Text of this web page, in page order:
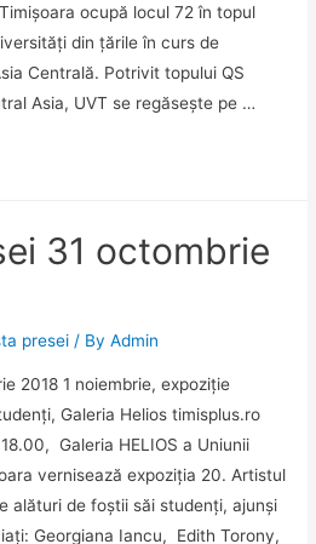
ocupă locul 72 în topul
din țările în curs de
Centrală. Potrivit topului QS
Asia, UVT se regăsește pe …
31 octombrie
presei / ByAdmin
2018 1 noiembrie, expoziție
Galeria Helios timisplus.ro
Galeria HELIOS a Uniunii
vernisează expoziția 20. Artistul
alături de foștii săi studenți, ajunși
Georgiana Iancu, Edith Torony,